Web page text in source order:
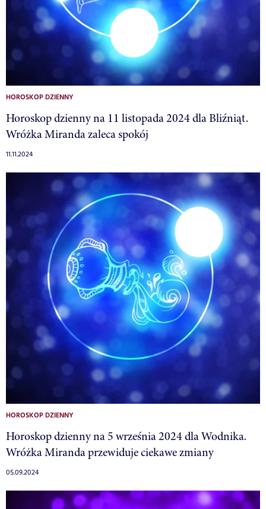
HOROSKOP DZIENNY
Horoskop dzienny na 11 listopada 2024 dla Bliźniąt.
Wróżka Miranda zaleca spokój
11.11.2024
HOROSKOP DZIENNY
Horoskop dzienny na 5 września 2024 dla Wodnika.
Wróżka Miranda przewiduje ciekawe zmiany
05.09.2024